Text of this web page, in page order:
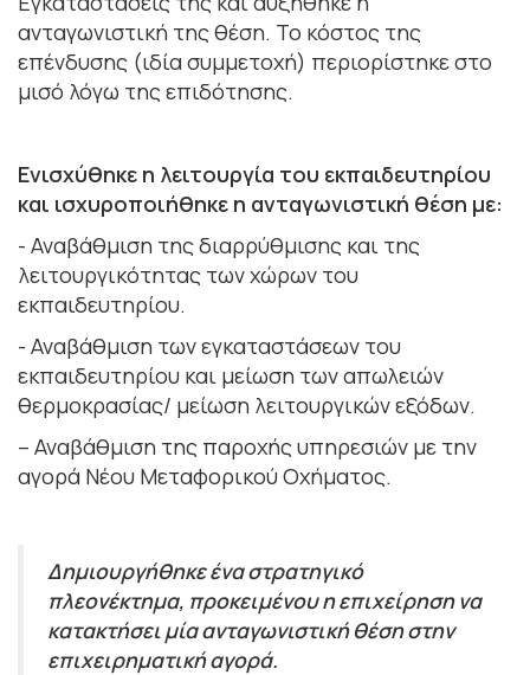
ανταγωνιστική της θέση. Το κόστος της
επένδυσης (ιδία συμμετοχή) περιορίστηκε στο
μισό λόγω της επιδότησης.
Ενισχύθηκε η λειτουργία του εκπαιδευτηρίου
και ισχυροποιήθηκε η ανταγωνιστική θέση με:
- Αναβάθμιση της διαρρύθμισης και της
λειτουργικότητας των χώρων του
εκπαιδευτηρίου.
- Αναβάθμιση των εγκαταστάσεων του
εκπαιδευτηρίου και μείωση των απωλειών
θερμοκρασίας/ μείωση λειτουργικών εξόδων.
– Αναβάθμιση της παροχής υπηρεσιών με την
αγορά Νέου Μεταφορικού Οχήματος.
Δημιουργήθηκε ένα στρατηγικό
πλεονέκτημα, προκειμένου η επιχείρηση να
κατακτήσει μία ανταγωνιστική θέση στην
επιχειρηματική αγορά.